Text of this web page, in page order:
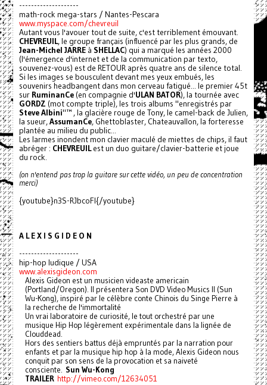
--------------------
math-rock mega-stars / Nantes-Pescara
www.myspace.com/chevreuil
Autant vous l'avouer tout de suite, c'est terriblement émouvant.
CHEVREUIL, le groupe français (influencé par les plus grands, de
Jean-Michel JARREà SHELLAC) qui a marqué les années 2000
(l'émergence d'internet et de la communication par texto,
souvenez-vous) est de RETOUR après quatre ans de silence total.
Si les images se bousculent devant mes yeux embués, les
souvenirs headbangent dans mon cerveau fatigué... le premier 45t
sur RuminanCe(en compagnie d'ULAN BATOR), la tournée avec
GORDZ (mot compte triple), les trois albums "enregistrés par
Steve Albini"™ , la glacière rouge de Tony, le camel-back de Julien,
la sueur,AssumanCe, Ghettoblaster, Chateauvallon, la forteresse
plantée au milieu du public...
Les larmes inondent mon clavier maculé de miettes de chips, il faut
abréger : CHEVREUILest un duo guitare/clavier-batterie et joue
du rock.
(on n'entend pas trop la guitare sur cette vidéo, un peu de concentration
merci)
{youtube}n3S-RJbcoFI{/youtube}
A L E X I S G I D E O N
--------------------
hip-hop ludique / USA
www.alexisgideon.com
Alexis Gideon est un musicien videaste americain
(Portland/Oregon). Il présentera Son DVD Video Musics II (Sun
Wu-Kong), inspiré par le célèbre conte Chinois du Singe Pierre à
la recherche de l'immortalité
Un vrai laboratoire de curiosité, le tout orchestré par une
musique Hip Hop légèrement expérimentale dans la lignée de
Clouddead.
Hors des sentiers battus déjà empruntés par la narration pour
enfants et par la musique hip hop à la mode, Alexis Gideon nous
conquit par son sens de la provocation et sa naiveté
consciente. Sun Wu-Kong
TRAILER http://vimeo.com/12634051